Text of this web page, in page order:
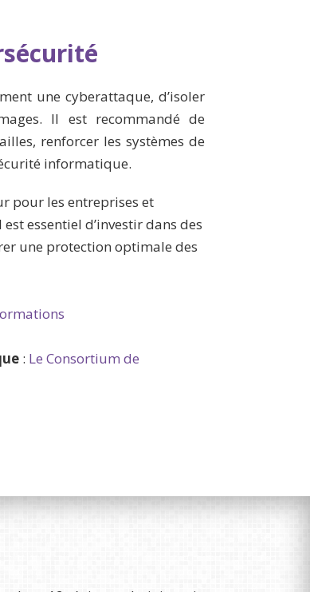
une cyberattaque, d’isoler
Il est recommandé de
renforcer les systèmes de
informatique.
pour les entreprises et
essentiel d’investir dans des
une protection optimale des
: Le Consortium de